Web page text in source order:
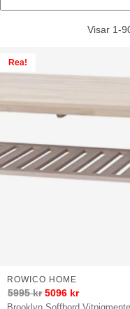
Visar 1-
Rea!
ROWICO HOME
5995kr 5096 kr